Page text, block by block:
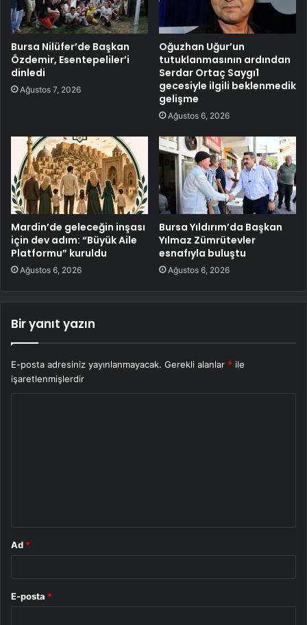
Bursa Nilüfer’de Başkan
Özdemir, Esentepeliler’i
dinledi
Ağustos 7, 2026
Oğuzhan Uğur’un
tutuklanmasının ardından
Serdar Ortaç Saygı1
gecesiyle ilgili beklenmedik
gelişme
Ağustos 6, 2026
Mardin’de geleceğin inşası
için dev adım: “Büyük Aile
Platformu” kuruldu
Ağustos 6, 2026
Bursa Yıldırım’da Başkan
Yılmaz Zümrütevler
esnafıyla buluştu
Ağustos 6, 2026
Bir yanıt yazın
E-posta adresiniz yayınlanmayacak. Gerekli alanlar * ile
işaretlenmişlerdir
Ad *
E-posta *